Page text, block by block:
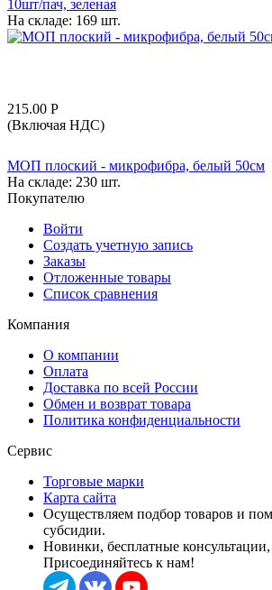
10шт/пач, зеленая
На складе: 169 шт.
215.00 Р
(Включая НДС)
МОП плоский - микрофибра, белый 50см
На складе: 230 шт.
Покупателю
Войти
Создать учетную запись
Заказы
Отложенные товары
Список сравнения
Компания
О компании
Оплата
Доставка по всей России
Обмен и возврат товара
Политика конфиденциальности
Сервис
Торговые марки
Карта сайта
Осуществляем подбор товаров и
субсидии.
Новинки, бесплатные
Присоединяйтесь к нам!